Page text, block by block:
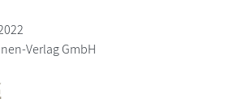
Verlag GmbH